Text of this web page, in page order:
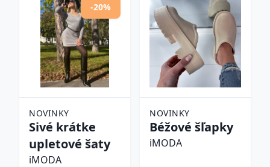
-20%
NOVINKY
Sivé krátke
upletové šaty
iMODA
NOVINKY
Béžové šľapky
iMODA